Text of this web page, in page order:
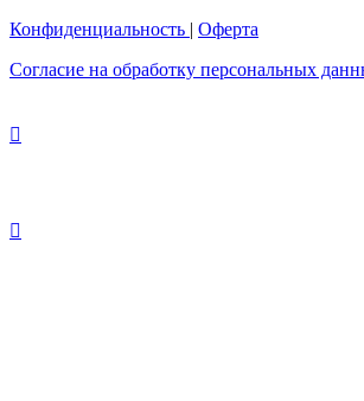
Конфиденциальность | Оферта
Согласие на обработку персональных